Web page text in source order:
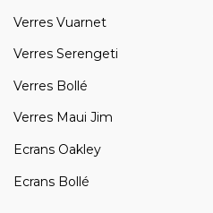
Verres Vuarnet
Verres Serengeti
Verres Bollé
Verres Maui Jim
Ecrans Oakley
Ecrans Bollé